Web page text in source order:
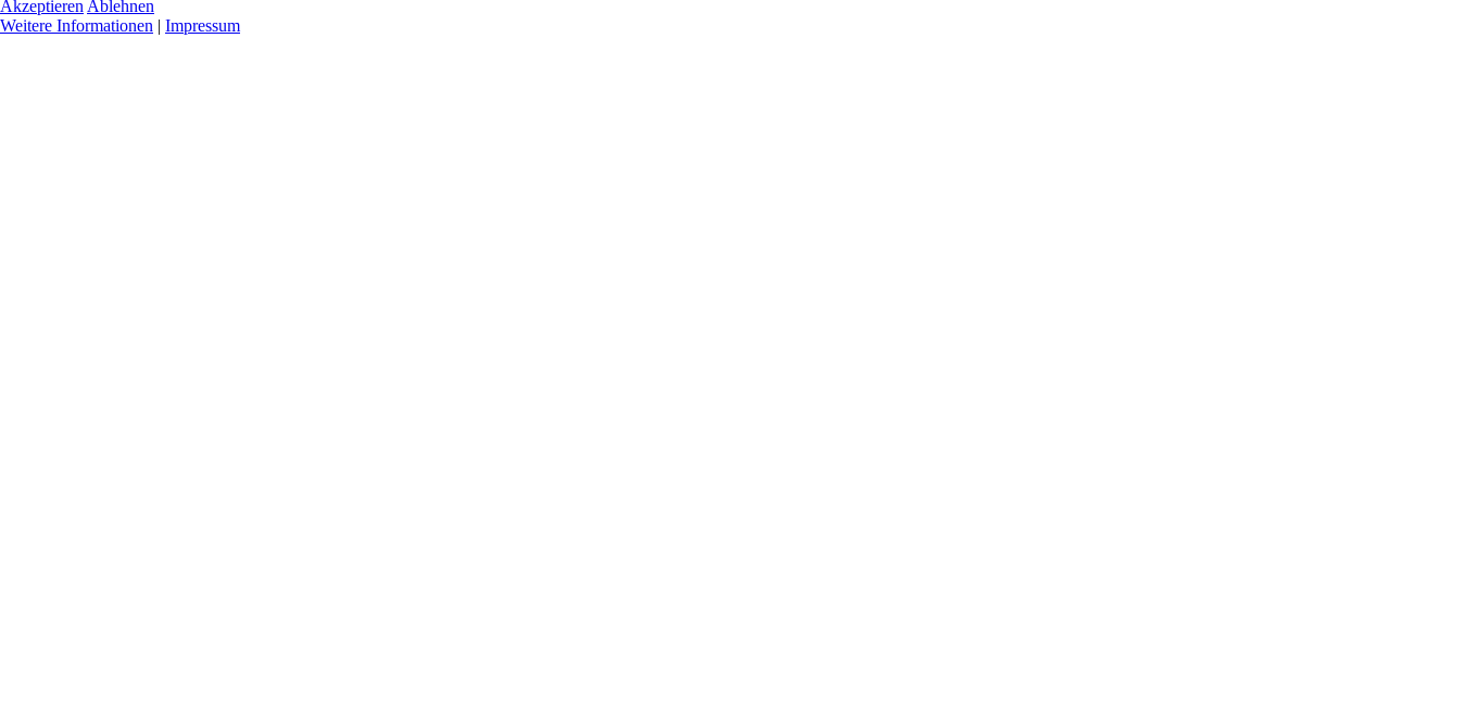
Akzeptieren Ablehnen
Weitere Informationen | Impressum